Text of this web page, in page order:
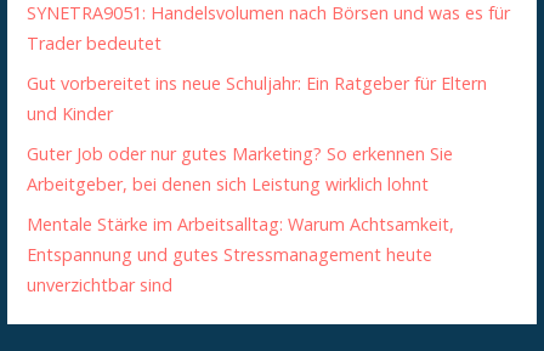
SYNETRA9051: Handelsvolumen nach Börsen und was es für
Trader bedeutet
Gut vorbereitet ins neue Schuljahr: Ein Ratgeber für Eltern
und Kinder
Guter Job oder nur gutes Marketing? So erkennen Sie
Arbeitgeber, bei denen sich Leistung wirklich lohnt
Mentale Stärke im Arbeitsalltag: Warum Achtsamkeit,
Entspannung und gutes Stressmanagement heute
unverzichtbar sind